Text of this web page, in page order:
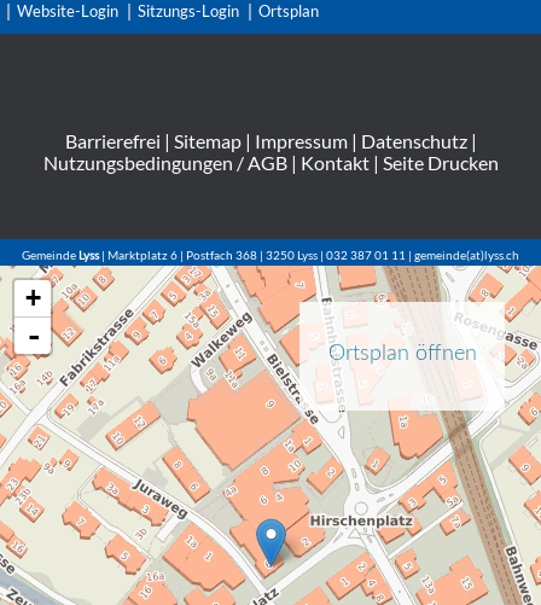
Website-Login Sitzungs-Login Ortsplan
Barrierefrei | Sitemap| Impressum| Datenschutz|
Nutzungsbedingungen / AGB| Kontakt| Seite Drucken
GemeindeLyss| Marktplatz 6 | Postfach 368 | 3250 Lyss | 032 387 01 11 | gemeinde(at)lyss.ch